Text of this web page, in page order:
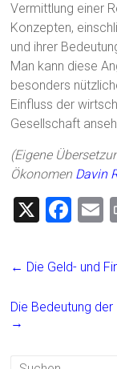
Vermittlung einer
Konzepten,
und ihrer
Man kann diese
besonders
Einfluss der
Gesellschaft
(Eigene
Ökonomen Davin
X
F
ce
o
← Die Geld- und
Die Bedeutung
→